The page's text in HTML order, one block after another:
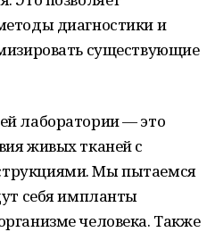
диагностики и
существующие
лаборатории — это
живых тканей с
Мы пытаемся
себя импланты
человека. Также